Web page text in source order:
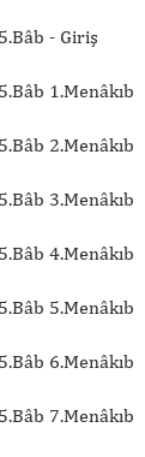
5.Bâb - Giriş
5.Bâb 1.Menâkıb
5.Bâb 2.Menâkıb
5.Bâb 3.Menâkıb
5.Bâb 4.Menâkıb
5.Bâb 5.Menâkıb
5.Bâb 6.Menâkıb
5.Bâb 7.Menâkıb